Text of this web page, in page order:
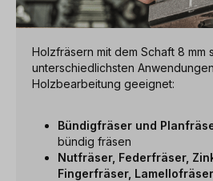
Holzfräsern mit dem Schaft 8 mm
unterschiedlichsten
Holzbearbeitung geeignet:
Bündigfräser und
bündig fräsen
Nutfräser, Federfräser,
Fingerfräser,